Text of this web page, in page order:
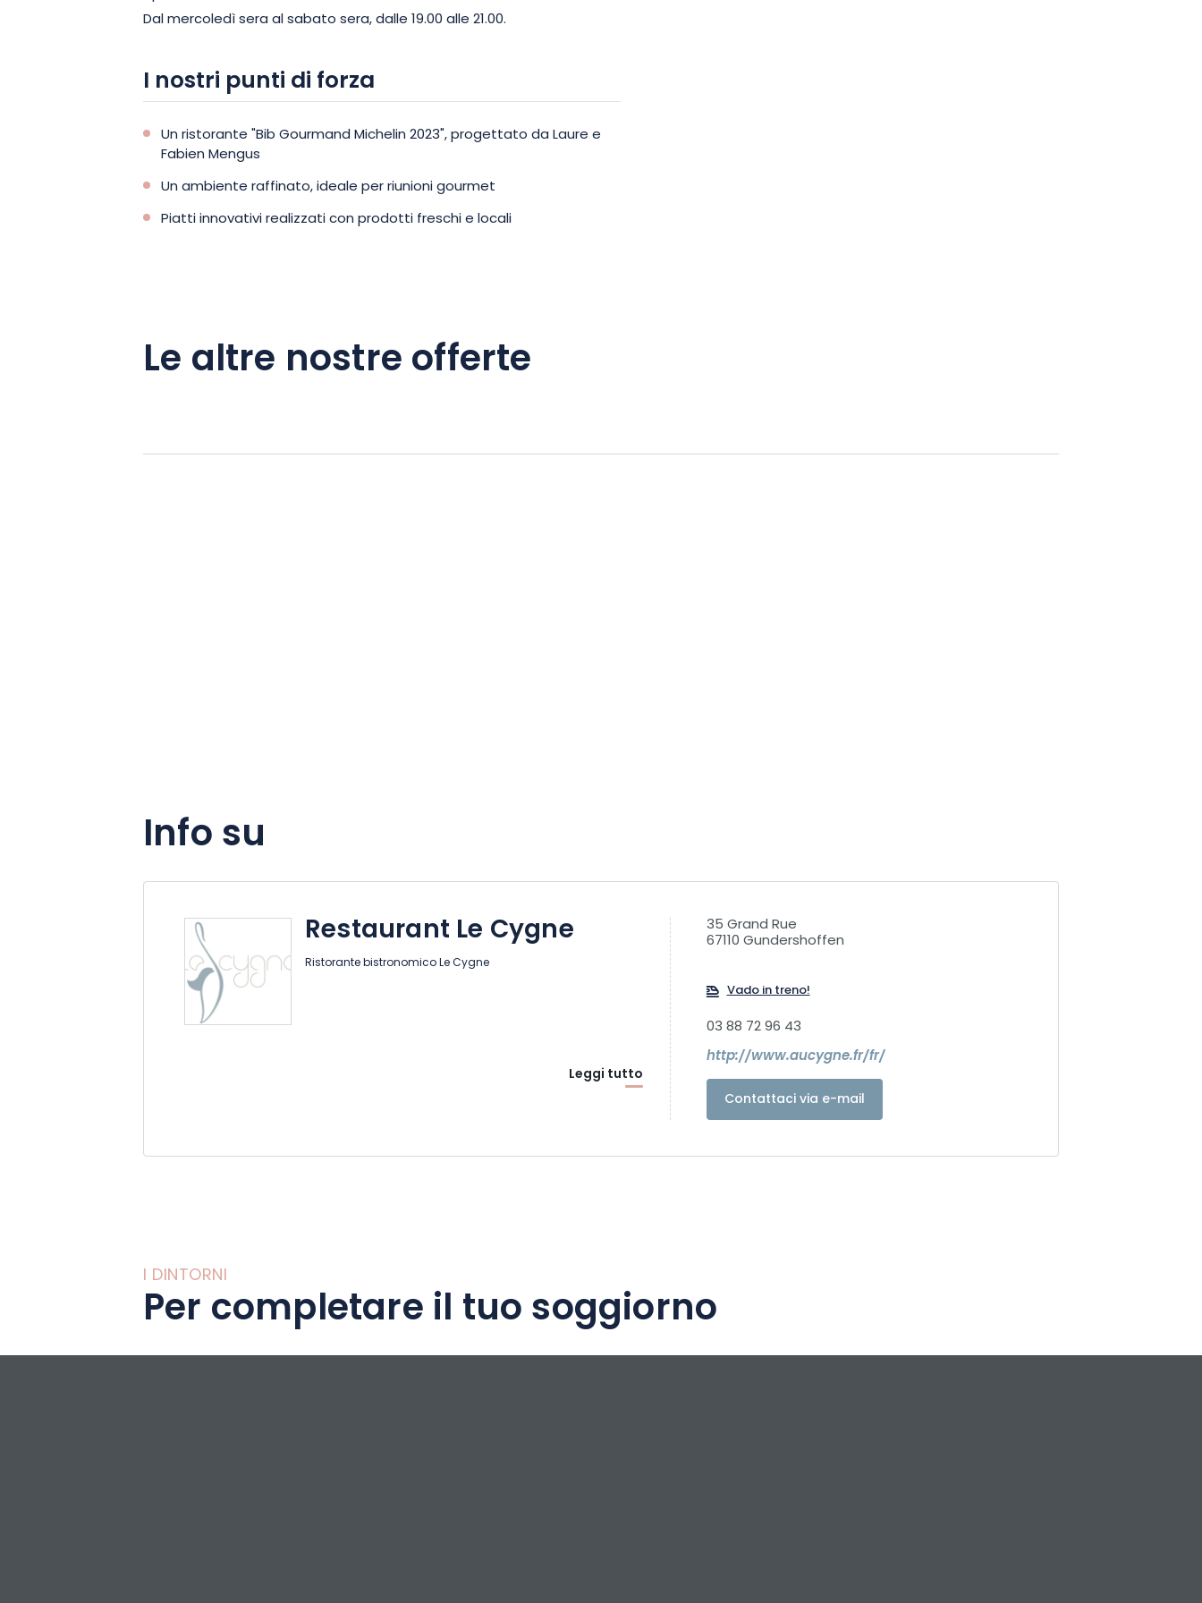
Dal mercoledì sera al sabato sera, dalle 19.00 alle 21.00.
I nostri punti di forza
Un ristorante "Bib Gourmand Michelin 2023", progettato da Laure e
Fabien Mengus
Un ambiente raffinato, ideale per riunioni gourmet
Piatti innovativi realizzati con prodotti freschi e locali
Le altre nostre offerte
Info su
Restaurant Le Cygne
Ristorante bistronomico Le Cygne
Leggi tutto
35 Grand Rue
67110 Gundershoffen
Vado in treno!
03 88 72 96 43
http://www.aucygne.fr/fr/
Contattaci via e-mail
I DINTORNI
Per completare il tuo soggiorno